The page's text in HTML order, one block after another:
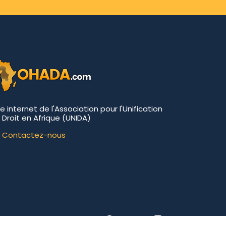
internet de l'Association pour l'Unification
en Afrique (UNIDA)
Contactez-nous